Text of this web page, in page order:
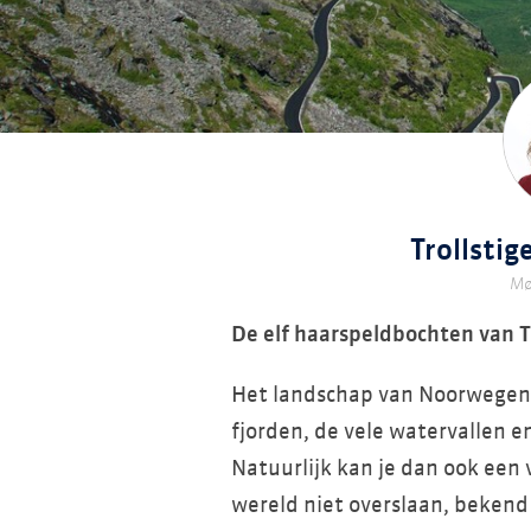
De elf haarspeldbochten van
Het landschap van
fjorden, de vele watervallen
Natuurlijk kan je dan ook een
wereld niet overslaan,